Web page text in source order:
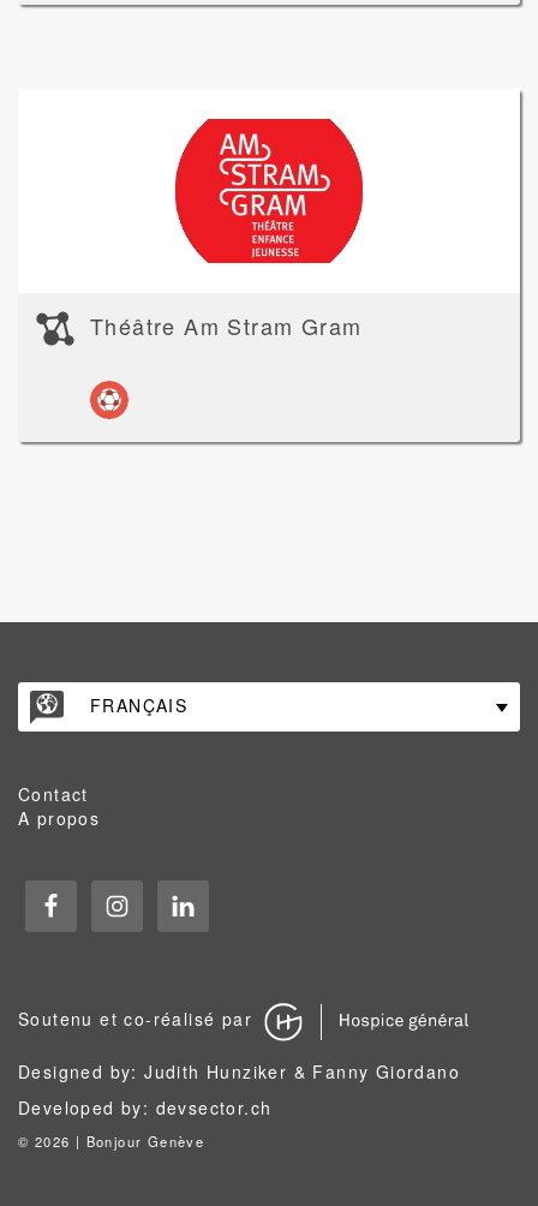
Théâtre Am Stram Gram
FRANÇAIS
Contact
A propos
Soutenu et co-réalisé par
Designed by: Judith Hunziker & Fanny Giordano
Developed by: devsector.ch
© 2026 | Bonjour Genève